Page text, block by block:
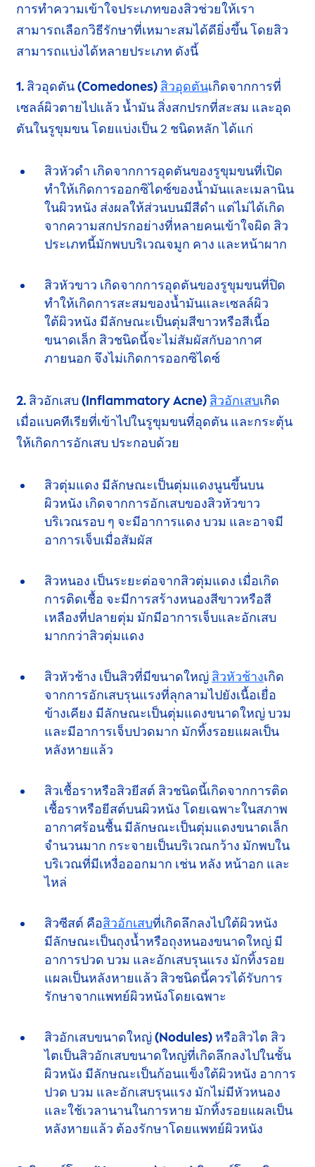
การทำความเข้าใจประเภทของสิวช่วยให้เรา
สามารถเลือกวิธีรักษาที่เหมาะสมได้ดียิ่งขึ้น โดยสิว
สามารถแบ่งได้หลายประเภท ดังนี้
1. สิวอุดตัน (Comedones) สิวอุดตันเกิดจากการที่
เซลล์ผิวตายไปแล้ว น้ำมัน สิ่งสกปรกที่สะสม และอุด
ตันในรูขุมขน โดยแบ่งเป็น 2 ชนิดหลัก ได้แก่
สิวหัวดำ เกิดจากการอุดตันของรูขุมขนที่เปิด
ทำให้เกิดการออกซิไดซ์ของน้ำมันและเมลานิน
ในผิวหนัง ส่งผลให้ส่วนบนมีสีดำ แต่ไม่ได้เกิด
จากความสกปรกอย่างที่หลายคนเข้าใจผิด สิว
ประเภทนี้มักพบบริเวณจมูก คาง และหน้าผาก
สิวหัวขาว เกิดจากการอุดตันของรูขุมขนที่ปิด
ทำให้เกิดการสะสมของน้ำมันและเซลล์ผิว
ใต้ผิวหนัง มีลักษณะเป็นตุ่มสีขาวหรือสีเนื้อ
ขนาดเล็ก สิวชนิดนี้จะไม่สัมผัสกับอากาศ
ภายนอก จึงไม่เกิดการออกซิไดซ์
2. สิวอักเสบ (Inflammatory Acne) สิวอักเสบเกิด
เมื่อแบคทีเรียที่เข้าไปในรูขุมขนที่อุดตัน และกระตุ้น
ให้เกิดการอักเสบ ประกอบด้วย
สิวตุ่มแดง มีลักษณะเป็นตุ่มแดงนูนขึ้นบน
ผิวหนัง เกิดจากการอักเสบของสิวหัวขาว
บริเวณรอบ ๆ จะมีอาการแดง บวม และอาจมี
อาการเจ็บเมื่อสัมผัส
สิวหนอง เป็นระยะต่อจากสิวตุ่มแดง เมื่อเกิด
การติดเชื้อ จะมีการสร้างหนองสีขาวหรือสี
เหลืองที่ปลายตุ่ม มักมีอาการเจ็บและอักเสบ
มากกว่าสิวตุ่มแดง
สิวหัวช้าง เป็นสิวที่มีขนาดใหญ่ สิวหัวช้างเกิด
จากการอักเสบรุนแรงที่ลุกลามไปยังเนื้อเยื่อ
ข้างเคียง มีลักษณะเป็นตุ่มแดงขนาดใหญ่ บวม
และมีอาการเจ็บปวดมาก มักทิ้งรอยแผลเป็น
หลังหายแล้ว
สิวเชื้อราหรือสิวยีสต์ สิวชนิดนี้เกิดจากการติด
เชื้อราหรือยีสต์บนผิวหนัง โดยเฉพาะในสภาพ
อากาศร้อนชื้น มีลักษณะเป็นตุ่มแดงขนาดเล็ก
จำนวนมาก กระจายเป็นบริเวณกว้าง มักพบใน
บริเวณที่มีเหงื่อออกมาก เช่น หลัง หน้าอก และ
ไหล่
สิวซีสต์ คือสิวอักเสบที่เกิดลึกลงไปใต้ผิวหนัง
มีลักษณะเป็นถุงน้ำหรือถุงหนองขนาดใหญ่ มี
อาการปวด บวม และอักเสบรุนแรง มักทิ้งรอย
แผลเป็นหลังหายแล้ว สิวชนิดนี้ควรได้รับการ
รักษาจากแพทย์ผิวหนังโดยเฉพาะ
สิวอักเสบขนาดใหญ่ (Nodules) หรือสิวไต สิว
ไตเป็นสิวอักเสบขนาดใหญ่ที่เกิดลึกลงไปในชั้น
ผิวหนัง มีลักษณะเป็นก้อนแข็งใต้ผิวหนัง อาการ
ปวด บวม และอักเสบรุนแรง มักไม่มีหัวหนอง
และใช้เวลานานในการหาย มักทิ้งรอยแผลเป็น
หลังหายแล้ว ต้องรักษาโดยแพทย์ผิวหนัง